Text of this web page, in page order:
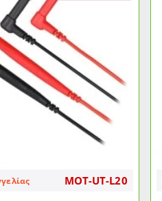
MOT-UT-L20